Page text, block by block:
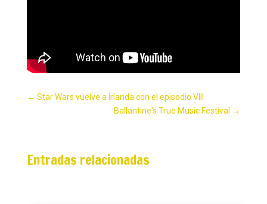
← Star Wars vuelve a Irlanda con el episodio VIII
Ballantine's True Music Festival →
Entradas relacionadas